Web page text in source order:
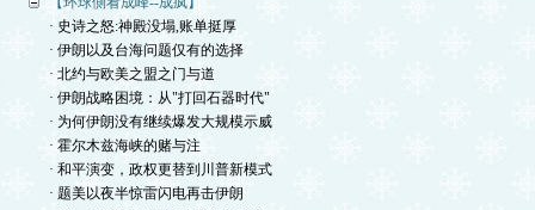
· 史诗之怒:神殿没塌,账单挺厚
· 伊朗以及台海问题仅有的选择
· 北约与欧美之盟之门与道
· 伊朗战略困境：从"打回石器时代"
· 为何伊朗没有继续爆发大规模示威
· 霍尔木兹海峡的赌与注
· 和平演变，政权更替到川普新模式
· 题美以夜半惊雷闪电再击伊朗